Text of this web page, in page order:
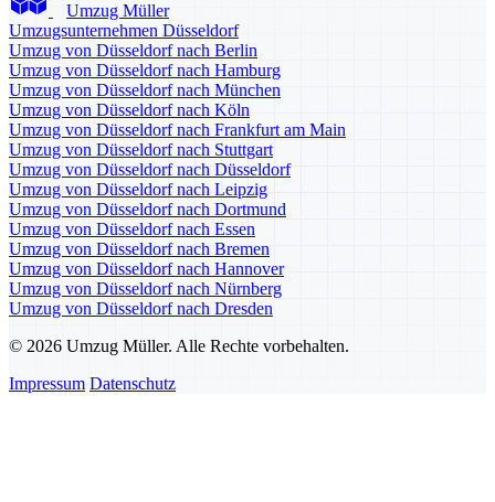
Umzug Müller
Umzugsunternehmen Düsseldorf
Umzug von Düsseldorf nach Berlin
Umzug von Düsseldorf nach Hamburg
Umzug von Düsseldorf nach München
Umzug von Düsseldorf nach Köln
Umzug von Düsseldorf nach Frankfurt am Main
Umzug von Düsseldorf nach Stuttgart
Umzug von Düsseldorf nach Düsseldorf
Umzug von Düsseldorf nach Leipzig
Umzug von Düsseldorf nach Dortmund
Umzug von Düsseldorf nach Essen
Umzug von Düsseldorf nach Bremen
Umzug von Düsseldorf nach Hannover
Umzug von Düsseldorf nach Nürnberg
Umzug von Düsseldorf nach Dresden
© 2026 Umzug Müller. Alle Rechte vorbehalten.
Impressum Datenschutz